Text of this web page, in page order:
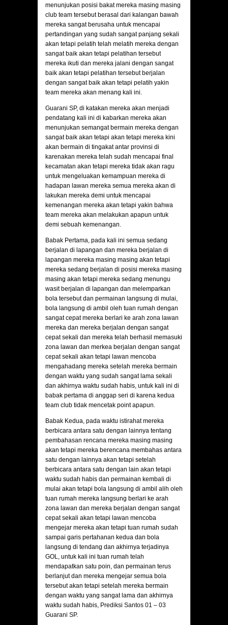
menunjukan posisi bakat mereka masing masing
club team tersebut berasal dari kalangan bawah
mereka sangat berusaha untuk mencapai
pertandingan yang sudah sangat panjang sekali
akan tetapi pelatih telah melatih mereka dengan
sangat baik akan tetapi pelatihan tersebut
mereka ikuti dan mereka jalani dengan sangat
baik akan tetapi pelatihan tersebut berjalan
dengan sangat baik akan tetapi pelatih yakin
team mereka akan menang kali ini.
Guarani SP, di katakan mereka akan menjadi
pendatang kali ini di kabarkan mereka akan
menunjukan semangat bermain mereka dengan
sangat baik akan tetapi akan tetapi mereka kini
akan bermain di tingakat antar provinsi di
karenakan mereka telah sudah mencapai final
kecamatan akan tetapi mereka tidak akan ragu
untuk mengeluakan kemampuan mereka di
hadapan lawan mereka semua mereka akan di
lakukan mereka demi untuk mencapai
kemenangan mereka akan tetapi yakin bahwa
team mereka akan melakukan apapun untuk
demi sebuah kemenangan.
Babak Pertama, pada kali ini semua sedang
berjalan di lapangan dan mereka berjalan di
lapangan mereka masing masing akan tetapi
mereka sedang berjalan di posisi mereka masing
masing akan tetapi mereka sedang menungu
wasit berjalan di lapangan dan melemparkan
bola tersebut dan permainan langsung di mulai,
bola langsung di ambil oleh tuan rumah dengan
sangat cepat mereka berlari ke arah zona lawan
mereka dan mereka berjalan dengan sangat
cepat sekali dan mereka telah berhasil memasuki
zona lawan dan merkea berjalan dengan sangat
cepat sekali akan tetapi lawan mencoba
mengahadang mereka setelah mereka bermain
dengan waktu yang sudah sangat lama sekali
dan akhirnya waktu sudah habis, untuk kali ini di
babak pertama di anggap seri di karena kedua
team club tidak mencetak point apapun.
Babak Kedua, pada waktu istirahat mereka
berbicara antara satu dengan lainnya tentang
pembahasan rencana mereka masing masing
akan tetapi mereka berencana membahas antara
satu dengan lainnya akan tetapi setelah
berbicara antara satu dengan lain akan tetapi
waktu sudah habis dan permainan kembali di
mulai akan tetapi bola langsung di ambil alih oleh
tuan rumah mereka langsung berlari ke arah
zona lawan dan mereka berjalan dengan sangat
cepat sekali akan tetapi lawan mencoba
mengejar mereka akan tetapi tuan rumah sudah
sampai garis pertahanan kedua dan bola
langsung di tendang dan akhirnya terjadinya
GOL, untuk kali ini tuan rumah telah
mendapatkan satu poin, dan permainan terus
berlanjut dan mereka mengejar semua bola
tersebut akan tetapi setelah mereka bermain
dengan waktu yang sangat lama dan akhirnya
waktu sudah habis, Prediksi Santos 01 – 03
Guarani SP.